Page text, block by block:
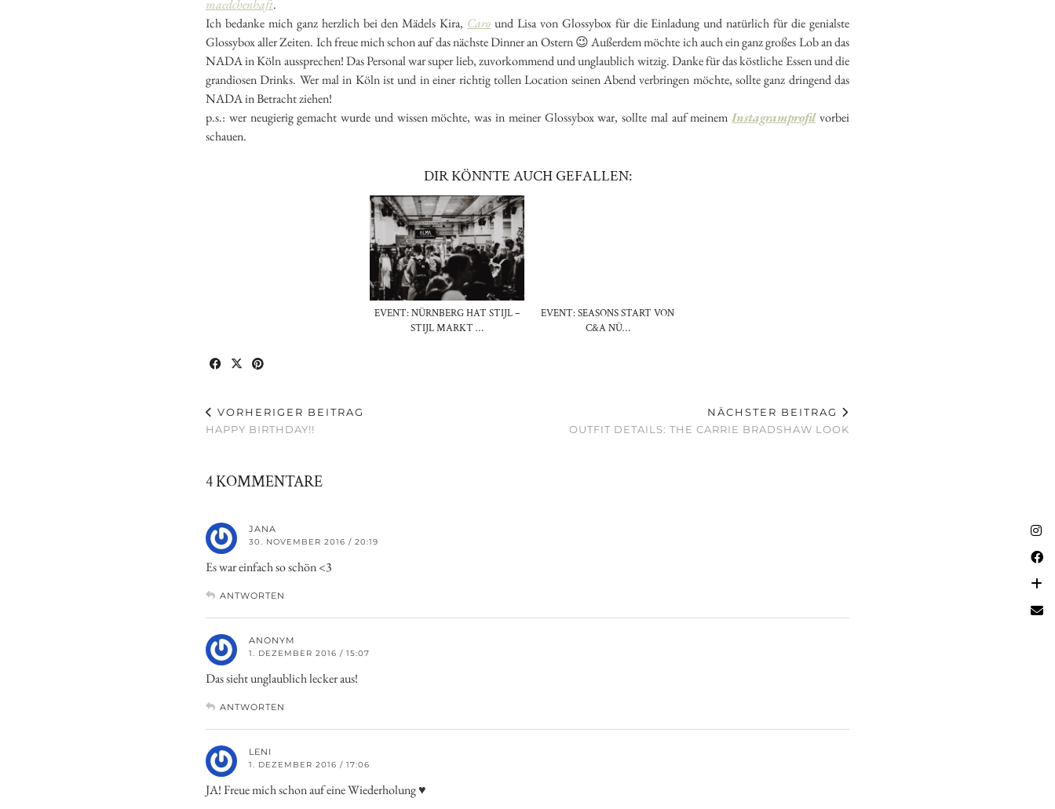
maedchenhaft.
Ich bedanke mich ganz herzlich bei den Mädels Kira, Caro und Lisa von Glossybox für die Einladung und natürlich für die genialste
Glossybox aller Zeiten. Ich freue mich schon auf das nächste Dinner an Ostern 😉 Außerdem möchte ich auch ein ganz großes Lob an das
NADA in Köln aussprechen! Das Personal war super lieb, zuvorkommend und unglaublich witzig. Danke für das köstliche Essen und die
grandiosen Drinks. Wer mal in Köln ist und in einer richtig tollen Location seinen Abend verbringen möchte, sollte ganz dringend das
NADA in Betracht ziehen!
p.s.: wer neugierig gemacht wurde und wissen möchte, was in meiner Glossybox war, sollte mal auf meinemInstagramprofilvorbei
schauen.
DIR KÖNNTE AUCH GEFALLEN:
EVENT: NÜRNBERG HAT STIJL –
STIJL MARKT …
EVENT: SEASONS START VON
C&A NÜ…
VORHERIGER BEITRAG
HAPPY BIRTHDAY!!
NÄCHSTER BEITRAG
OUTFIT DETAILS: THE CARRIE BRADSHAW LOOK
4 KOMMENTARE
JANA
30. NOVEMBER 2016 / 20:19
Es war einfach so schön <3
ANTWORTEN
ANONYM
1. DEZEMBER 2016 / 15:07
Das sieht unglaublich lecker aus!
ANTWORTEN
LENI
1. DEZEMBER 2016 / 17:06
JA! Freue mich schon auf eine Wiederholung ♥